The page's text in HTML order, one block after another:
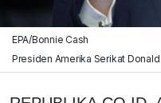
EPA/Bonnie Cash
Presiden Amerika Serikat